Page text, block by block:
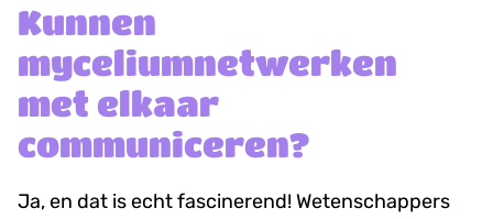
Kunnen
myceliumnetwerken
met elkaar
communiceren?
Ja, en dat is echt fascinerend! Wetenschappers